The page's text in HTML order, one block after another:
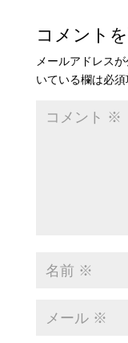
コメント
メールアドレス
いている欄は必